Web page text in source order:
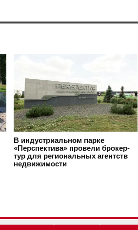
В индустриальном парке
«Перспектива» провели брокер-
тур для региональных агентств
недвижимости